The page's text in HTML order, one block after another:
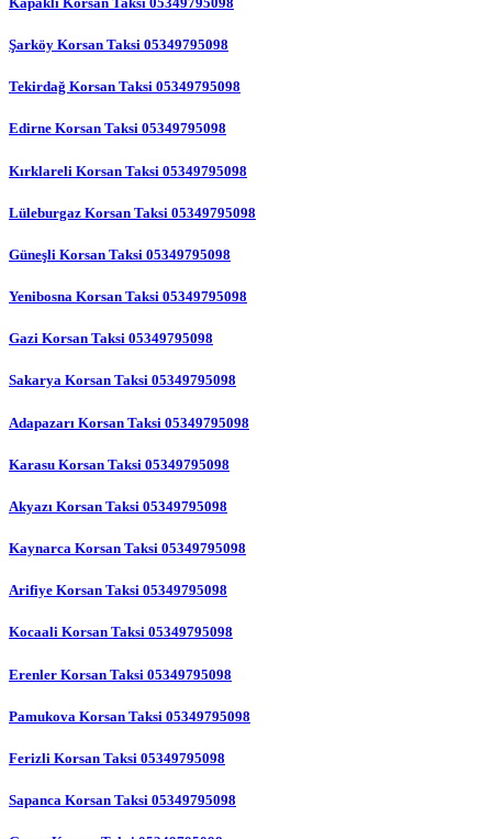
Şarköy Korsan Taksi 05349795098
Tekirdağ Korsan Taksi 05349795098
Edirne Korsan Taksi 05349795098
Kırklareli Korsan Taksi 05349795098
Lüleburgaz Korsan Taksi 05349795098
Güneşli Korsan Taksi 05349795098
Yenibosna Korsan Taksi 05349795098
Gazi Korsan Taksi 05349795098
Sakarya Korsan Taksi 05349795098
Adapazarı Korsan Taksi 05349795098
Karasu Korsan Taksi 05349795098
Akyazı Korsan Taksi 05349795098
Kaynarca Korsan Taksi 05349795098
Arifiye Korsan Taksi 05349795098
Kocaali Korsan Taksi 05349795098
Erenler Korsan Taksi 05349795098
Pamukova Korsan Taksi 05349795098
Ferizli Korsan Taksi 05349795098
Sapanca Korsan Taksi 05349795098